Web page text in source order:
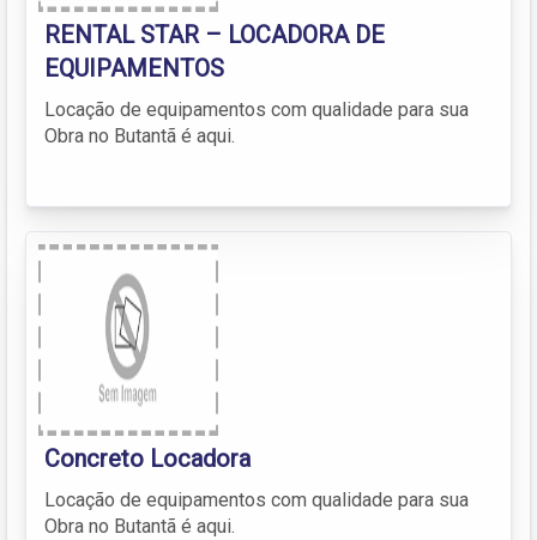
RENTAL STAR – LOCADORA DE
EQUIPAMENTOS
Locação de equipamentos com qualidade para sua
Obra no Butantã é aqui.
Concreto Locadora
Locação de equipamentos com qualidade para sua
Obra no Butantã é aqui.